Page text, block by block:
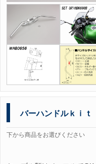
バーハンドルｋｉｔ
下から商品をお選びください